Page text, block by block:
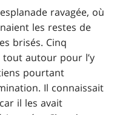
ravagée, où
les restes de
brisés. Cinq
tout autour pour l’y
pourtant
Il connaissait
il les avait